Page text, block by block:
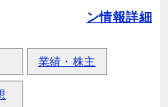
ン情報詳細
業績・株主